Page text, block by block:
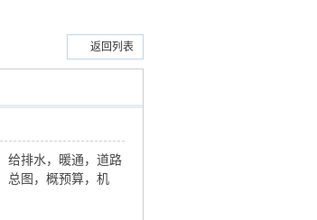
返回列表
给排水，暖通，道路
总图，概预算，机